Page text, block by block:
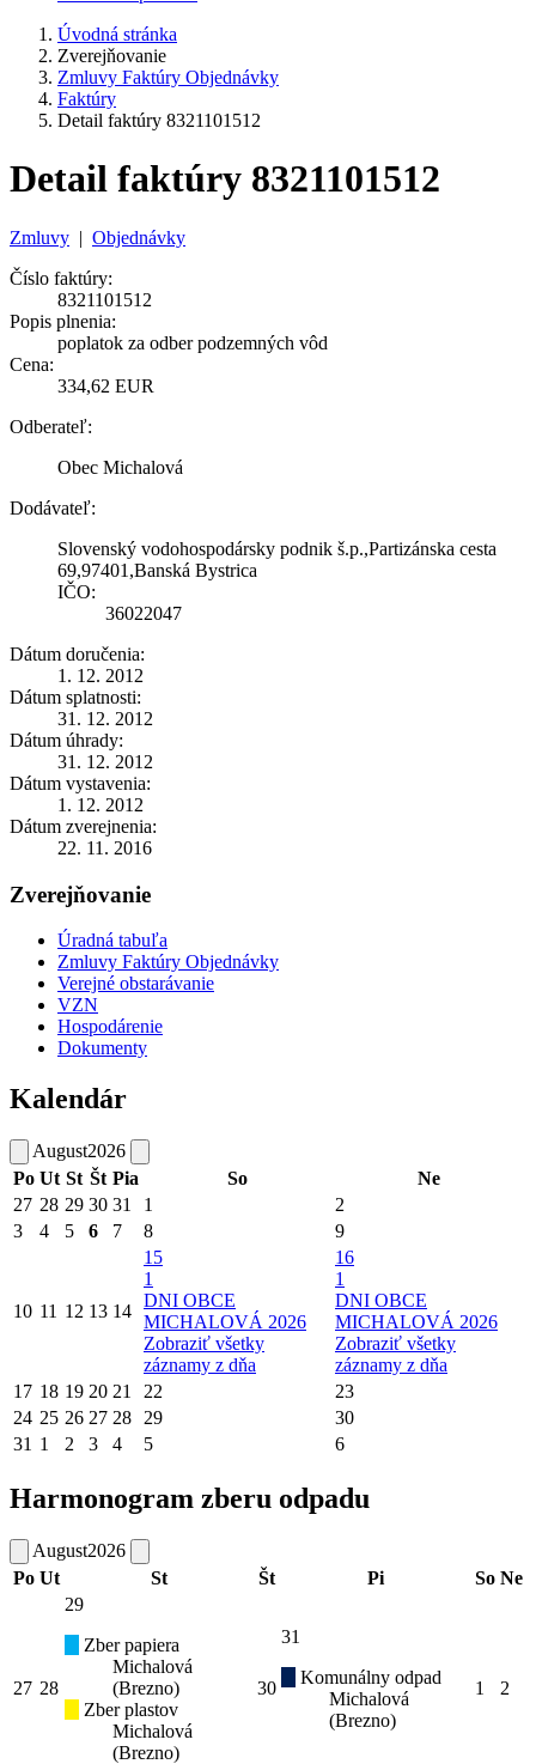
Úvodná stránka
Zverejňovanie
Zmluvy Faktúry Objednávky
Faktúry
Detail faktúry 8321101512
Detail faktúry 8321101512
Zmluvy | Objednávky
Číslo faktúry:
8321101512
Popis plnenia:
poplatok za odber podzemných vôd
Cena:
334,62 EUR
Odberateľ:
Obec Michalová
Dodávateľ:
Slovenský vodohospodársky podnik š.p.,Partizánska cesta
69,97401,Banská Bystrica
IČO:
36022047
Dátum doručenia:
1. 12. 2012
Dátum splatnosti:
31. 12. 2012
Dátum úhrady:
31. 12. 2012
Dátum vystavenia:
1. 12. 2012
Dátum zverejnenia:
22. 11. 2016
Zverejňovanie
Úradná tabuľa
Zmluvy Faktúry Objednávky
Verejné obstarávanie
VZN
Hospodárenie
Dokumenty
Kalendár
August2026
Po Ut St Št Pia So
Ne
27 28 29 30 31 1
2
3
4 5 6 7 8 9
10 11 12 13 14
15
1
DNI OBCE
MICHALOVÁ 2026
Zobraziť všetky
záznamy z dňa
16
1
DNI OBCE
MICHALOVÁ 2026
Zobraziť všetky
záznamy z dňa
17 18 19 20 21 22
23
24 25 26 27 28 29
30
31 1 2 3 4 5 6
Harmonogram zberu odpadu
August2026
Po Ut St Št Pi So Ne
27 28
29
Zber papiera
Michalová
(Brezno)
Zber plastov
Michalová
(Brezno)
30
31
Komunálny odpad
Michalová
(Brezno)
1 2